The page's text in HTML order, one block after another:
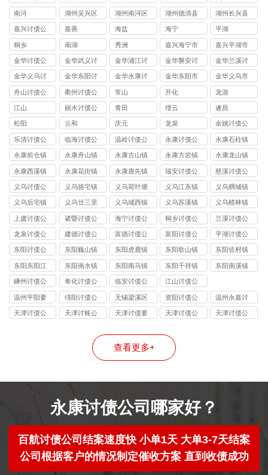
司
南浔
湖州吴兴区
讨债公司
湖州南浔区
讨债公司
湖州德清县
讨债公司
湖州长兴县
讨债公司
嘉兴讨债公
司
嘉善 海盐 海宁 平湖
桐乡 南湖 秀洲
嘉兴海宁市
讨债公司
嘉兴平湖市
讨债公司
金华讨债公
司
金华武义讨
债公司
金华浦江讨
债公司
金华磐安讨
债公司
金华兰溪讨
债公司
金华义乌讨
债公司
金华东阳讨
债公司
金华永康讨
债公司
金华东阳市
讨债公司
金华义乌市
讨债公司
舟山讨债公
司
衢州讨债公
司
常山 开化 龙游
江山
丽水讨债公
司
青田 缙云 遂昌
松阳 云和 庆元 龙泉
余姚讨债公
司
乐清讨债公
司
临海讨债公
司
温岭讨债公
司
永康讨债公
司
永康石柱镇
讨债公司
永康前仓镇
讨债公司
永康舟山镇
讨债公司
永康古山镇
讨债公司
永康方岩镇
讨债公司
永康龙山镇
讨债公司
永康西溪镇
讨债公司
永康花街镇
讨债公司
永康唐先镇
讨债公司
瑞安讨债公
司
慈溪讨债公
司
义乌讨债公
司
义乌骆宅镇
讨债公司
义乌荷叶塘
镇讨债公司
义乌江东镇
讨债公司
义乌稠城镇
讨债公司
义乌后宅镇
讨债公司
义乌廿三里
镇讨债公司
义乌城西镇
讨债公司
义乌苏溪镇
讨债公司
义乌楂林镇
讨债公司
上虞讨债公
司
诸暨讨债公
司
海宁讨债公
司
桐乡讨债公
司
兰溪讨债公
司
龙泉讨债公
司
建德讨债公
司
富德讨债公
司
富阳讨债公
司
平湖讨债公
司
东阳讨债公
司
东阳巍山镇
讨债公司
东阳虎鹿镇
讨债公司
东阳歌山镇
讨债公司
东阳佐村镇
讨债公司
东阳东阳江
镇讨债公司
东阳画水镇
讨债公司
东阳南马镇
讨债公司
东阳千祥镇
讨债公司
东阳南溪镇
嵊州讨债公
司
奉化讨债公
司
临安讨债公
司
江山讨债公
司
温州平阳要
债公司
绵阳讨债公
司
无锡梁溪区
讨债公司
资阳讨债公
司
温州永嘉讨
债公司
天津讨债公
天津讨账公
天津讨债要
天津讨债公
天津讨债公
查看更多+
永康讨债公司哪家好？
百航讨债公司结案速度快 小单1天 大单3-7天结案
公司根据客户的情况制定催收方案 直到收债成功